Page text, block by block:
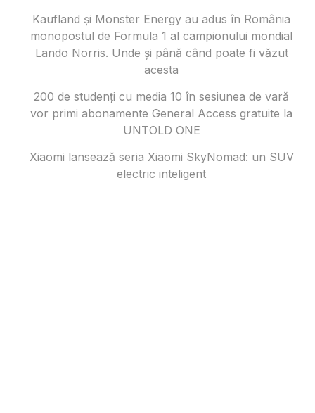
Kaufland și Monster Energy au adus în România
monopostul de Formula 1 al campionului mondial
Lando Norris. Unde și până când poate fi văzut
acesta
200 de studenți cu media 10 în sesiunea de vară
vor primi abonamente General Access gratuite la
UNTOLD ONE
Xiaomi lansează seria Xiaomi SkyNomad: un SUV
electric inteligent